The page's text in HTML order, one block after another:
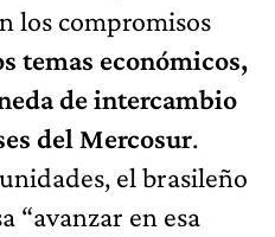
los compromisos
temas económicos,
de intercambio
del Mercosur.
el brasileño
“avanzar en esa